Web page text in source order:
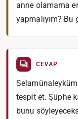
anne olamama
yapmalıyım?
CEVAP
tespit et. Şüphe
bunu